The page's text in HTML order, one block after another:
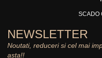
SCADO
NEWSLETTER
Noutati, reduceri si cel mai
asta!!